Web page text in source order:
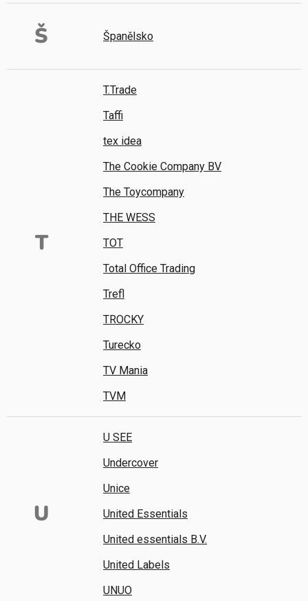
Š Španělsko
T
T.Trade
Taffi
tex idea
The Cookie Company BV
The Toycompany
THE WESS
TOT
Total Office Trading
Trefl
TROCKY
Turecko
TV Mania
TVM
U
U SEE
Undercover
Unice
United Essentials
United essentials B.V.
United Labels
UNUO